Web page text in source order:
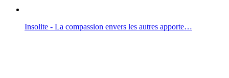
Insolite - La compassion envers les autres apporte…